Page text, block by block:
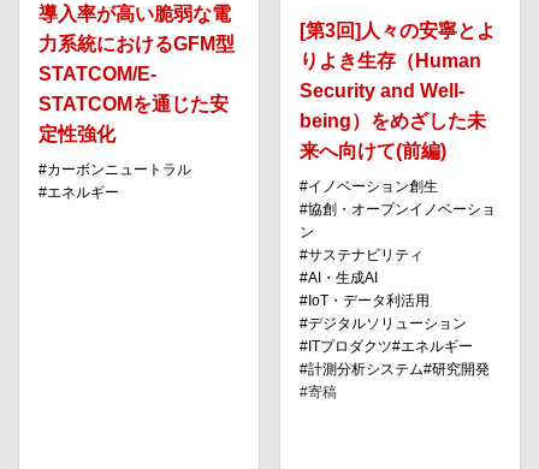
導入率が高い脆弱な電
力系統におけるGFM型
STATCOM/E-
STATCOMを通じた安
定性強化
カーボンニュートラル
エネルギー
[第3回]人々の安寧とよ
りよき生存（Human
Security and Well-
being）をめざした未
来へ向けて(前編)
イノベーション創⽣
協創・オープンイノベーショ
ン
サステナビリティ
AI・⽣成AI
IoT・データ利活⽤
デジタルソリューション
ITプロダクツ エネルギー
計測分析システム 研究開発
寄稿